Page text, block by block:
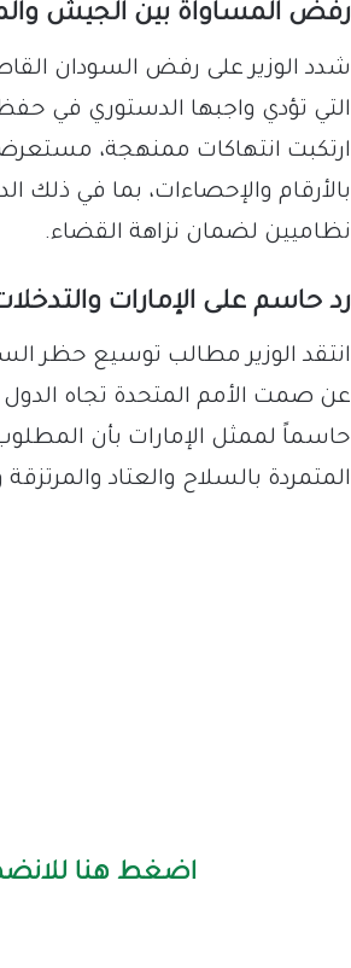
​رفض المساواة بين الجيش
​شدد الوزير على رفض السودان
التي تؤدي واجبها الدستوري في حفظ
ارتكبت انتهاكات ممنهجة،
بالأرقام والإحصاءات، بما في ذلك
نظاميين لضمان نزاهة القضاء.
​رد حاسم على الإمارات
​انتقد الوزير مطالب توسيع حظر
عن صمت الأمم المتحدة تجاه الدول
حاسماً لممثل الإمارات بأن
المتمردة بالسلاح والعتاد
اضغط هنا